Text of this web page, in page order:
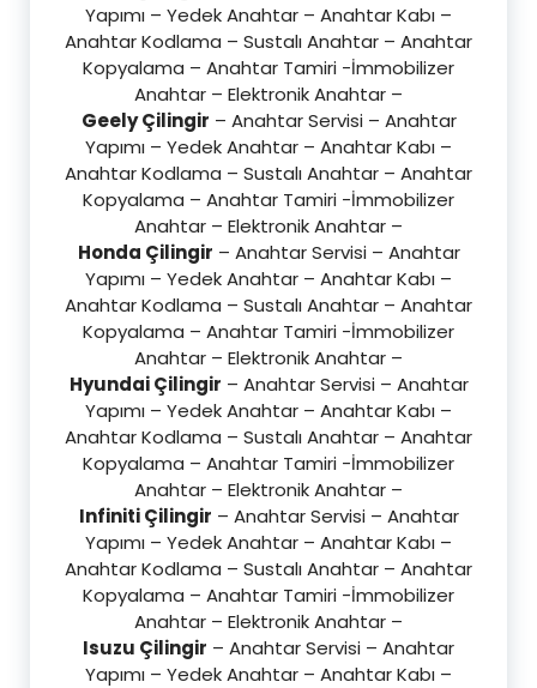
Yapımı – Yedek Anahtar – Anahtar Kabı –
Anahtar Kodlama – Sustalı Anahtar – Anahtar
Kopyalama – Anahtar Tamiri -İmmobilizer
Anahtar – Elektronik Anahtar –
Geely Çilingir – Anahtar Servisi – Anahtar
Yapımı – Yedek Anahtar – Anahtar Kabı –
Anahtar Kodlama – Sustalı Anahtar – Anahtar
Kopyalama – Anahtar Tamiri -İmmobilizer
Anahtar – Elektronik Anahtar –
Honda Çilingir – Anahtar Servisi – Anahtar
Yapımı – Yedek Anahtar – Anahtar Kabı –
Anahtar Kodlama – Sustalı Anahtar – Anahtar
Kopyalama – Anahtar Tamiri -İmmobilizer
Anahtar – Elektronik Anahtar –
Hyundai Çilingir – Anahtar Servisi – Anahtar
Yapımı – Yedek Anahtar – Anahtar Kabı –
Anahtar Kodlama – Sustalı Anahtar – Anahtar
Kopyalama – Anahtar Tamiri -İmmobilizer
Anahtar – Elektronik Anahtar –
Infiniti Çilingir – Anahtar Servisi – Anahtar
Yapımı – Yedek Anahtar – Anahtar Kabı –
Anahtar Kodlama – Sustalı Anahtar – Anahtar
Kopyalama – Anahtar Tamiri -İmmobilizer
Anahtar – Elektronik Anahtar –
Isuzu Çilingir – Anahtar Servisi – Anahtar
Yapımı – Yedek Anahtar – Anahtar Kabı –